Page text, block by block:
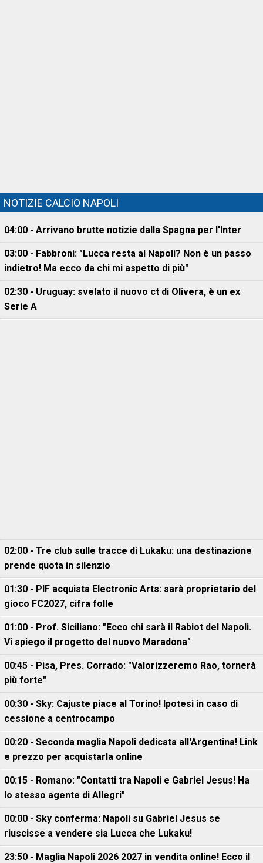
NOTIZIE CALCIO NAPOLI
04:00 - Arrivano brutte notizie dalla Spagna per l'Inter
03:00 - Fabbroni: "Lucca resta al Napoli? Non è un passo
indietro! Ma ecco da chi mi aspetto di più"
02:30 - Uruguay: svelato il nuovo ct di Olivera, è un ex
Serie A
02:00 - Tre club sulle tracce di Lukaku: una destinazione
prende quota in silenzio
01:30 - PIF acquista Electronic Arts: sarà proprietario del
gioco FC2027, cifra folle
01:00 - Prof. Siciliano: "Ecco chi sarà il Rabiot del Napoli.
Vi spiego il progetto del nuovo Maradona"
00:45 - Pisa, Pres. Corrado: "Valorizzeremo Rao, tornerà
più forte"
00:30 - Sky: Cajuste piace al Torino! Ipotesi in caso di
cessione a centrocampo
00:20 - Seconda maglia Napoli dedicata all'Argentina! Link
e prezzo per acquistarla online
00:15 - Romano: "Contatti tra Napoli e Gabriel Jesus! Ha
lo stesso agente di Allegri"
00:00 - Sky conferma: Napoli su Gabriel Jesus se
riuscisse a vendere sia Lucca che Lukaku!
23:50 - Maglia Napoli 2026 2027 in vendita online! Ecco il